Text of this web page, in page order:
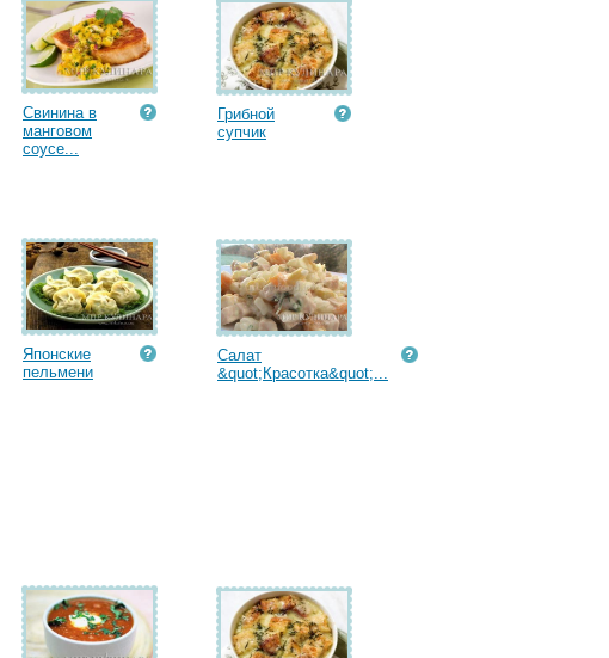
Свинина в
манговом
соусе...
Грибной
супчик
Японские
пельмени
Салат
&quot;Красотка&quot;...